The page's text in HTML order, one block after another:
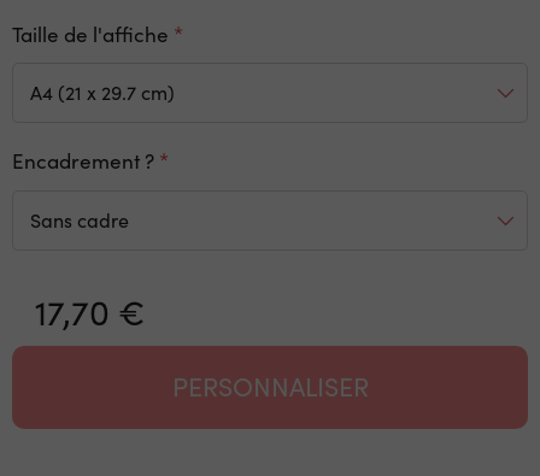
Taille de l'affiche
Encadrement ?
17,70 €
PERSONNALISER